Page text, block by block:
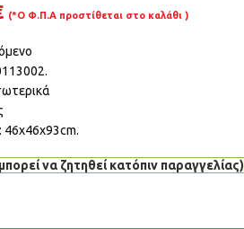
(*Ο Φ.Π.Α προστίθεται στο καλάθι )
46x46x93cm.
να ζητηθεί κατόπιν παραγγελίας)